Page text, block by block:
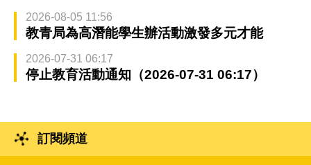
2026-08-05 11:56
教青局為高潛能學生辦活動激發多元才能
2026-07-31 06:17
停止教育活動通知（2026-07-31 06:17）
訂閱頻道